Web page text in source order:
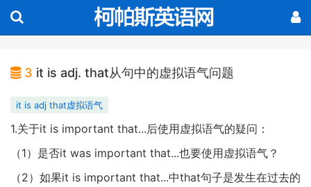
3 it is adj. that从句中的虚拟语气问题
it is adj that虚拟语气
1.关于it is important that...后使用虚拟语气的疑问：
（1）是否it was important that...也要使用虚拟语气？
（2）如果it is important that...中that句子是发生在过去的